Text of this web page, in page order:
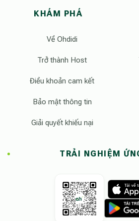
KHÁM PHÁ
Về Ohdidi
Trở thành Host
Điều khoản cam kết
Bảo mật thông tin
Giải quyết khiếu nại
TRẢI NGHIỆM